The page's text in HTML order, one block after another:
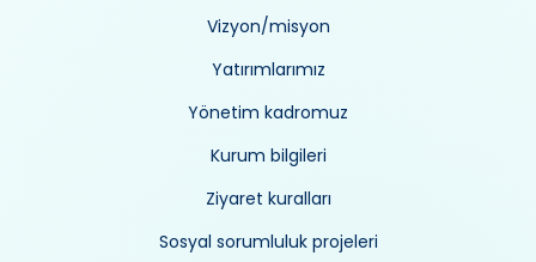
Vizyon/misyon
Yatırımlarımız
Yönetim kadromuz
Kurum bilgileri
Ziyaret kuralları
Sosyal sorumluluk projeleri